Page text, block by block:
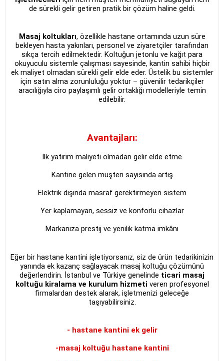
de sürekli gelir getiren pratik bir çözüm haline geldi.
Masaj koltukları, özellikle hastane ortamında uzun süre
bekleyen hasta yakınları, personel ve ziyaretçiler tarafından
sıkça tercih edilmektedir. Koltuğun jetonlu ve kağıt para
okuyuculu sistemle çalışması sayesinde, kantin sahibi hiçbir
ek maliyet olmadan sürekli gelir elde eder. Üstelik bu sistemler
için satın alma zorunluluğu yoktur – güvenilir tedarikçiler
aracılığıyla ciro paylaşımlı gelir ortaklığı modelleriyle temin
edilebilir.
Avantajları:
İlk yatırım maliyeti olmadan gelir elde etme
Kantine gelen müşteri sayısında artış
Elektrik dışında masraf gerektirmeyen sistem
Yer kaplamayan, sessiz ve konforlu cihazlar
Markanıza prestij ve yenilik katma imkânı
Eğer bir hastane kantini işletiyorsanız, siz de ürün tedarikinizin
yanında ek kazanç sağlayacak masaj koltuğu çözümünü
değerlendirin. İstanbul ve Türkiye genelinde ticari masaj
koltuğu kiralama ve kurulum hizmeti veren profesyonel
firmalardan destek alarak, işletmenizi geleceğe
taşıyabilirsiniz.
- hastane kantini ek gelir
-masaj koltuğu hastane kantini